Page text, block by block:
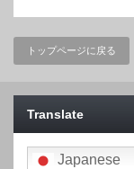
トップページに戻る
Translate
Japanese